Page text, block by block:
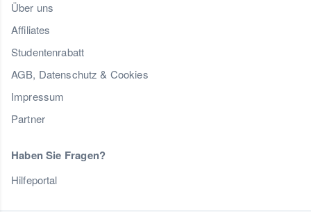
Über uns
Affiliates
Studentenrabatt
AGB, Datenschutz & Cookies
Impressum
Partner
Haben Sie Fragen?
Hilfeportal